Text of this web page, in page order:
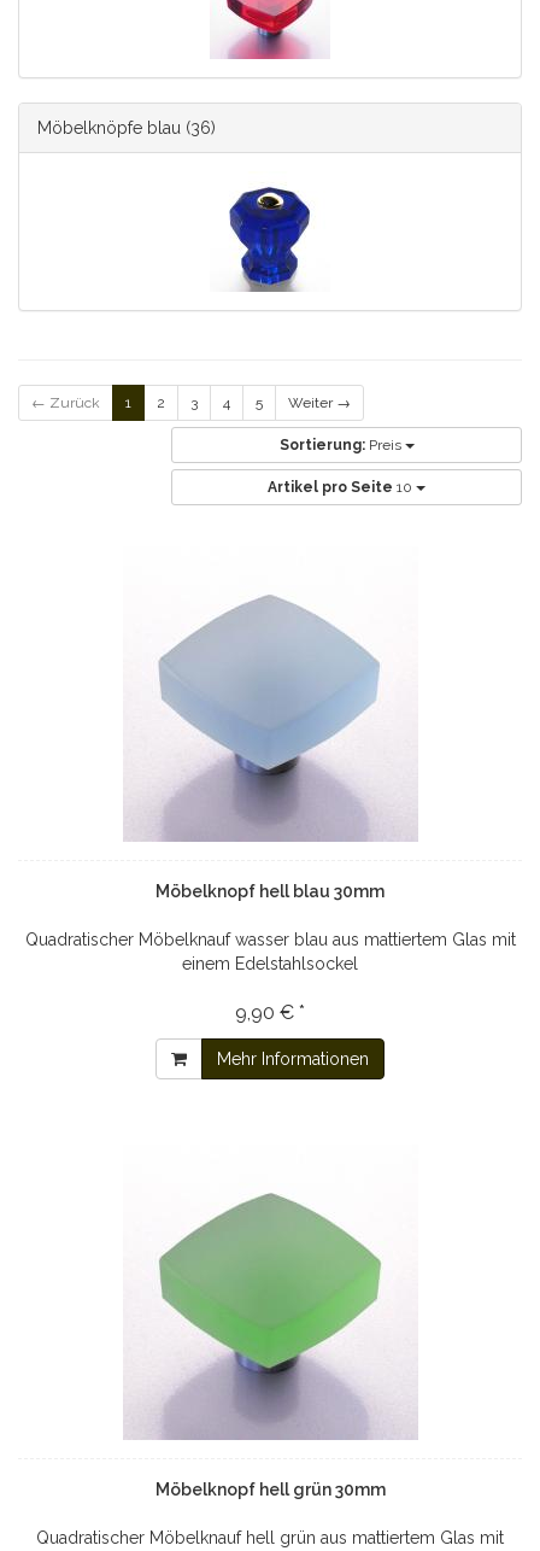
Möbelknöpfe blau (36)
← Zurück 1 2 3 4 5 Weiter →
Sortierung: Preis
Artikel pro Seite 10
Möbelknopf hell blau 30mm
Quadratischer Möbelknauf wasser blau aus mattiertem Glas mit
einem Edelstahlsockel
9,90 € *
Mehr Informationen
Möbelknopf hell grün 30mm
Quadratischer Möbelknauf hell grün aus mattiertem Glas mit